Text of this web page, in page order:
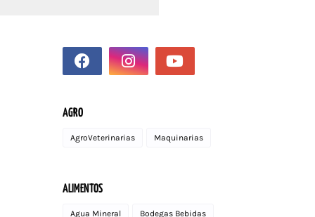
AGRO
AgroVeterinarias Maquinarias
ALIMENTOS
Agua Mineral Bodegas Bebidas